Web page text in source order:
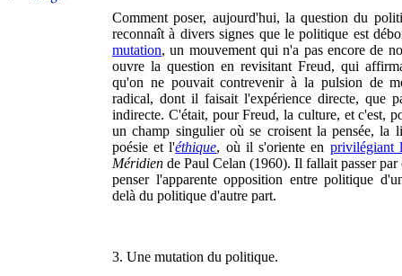
Comment poser, aujourd'hui, la question du
reconnaît à divers signes que le politique est
mutation, un mouvement qui n'a pas encore de
ouvre la question en revisitant Freud, qui
qu'on ne pouvait contrevenir à la pulsion de
radical, dont il faisait l'expérience directe, que
indirecte. C'était, pour Freud, la culture, et c'est,
un champ singulier où se croisent la pensée, la
poésie et l'éthique, où il s'oriente en privilégiant
Méridien de Paul Celan (1960). Il fallait passer par
penser l'apparente opposition entre politique
delà du politique d'autre part.
3. Une mutation du politique.